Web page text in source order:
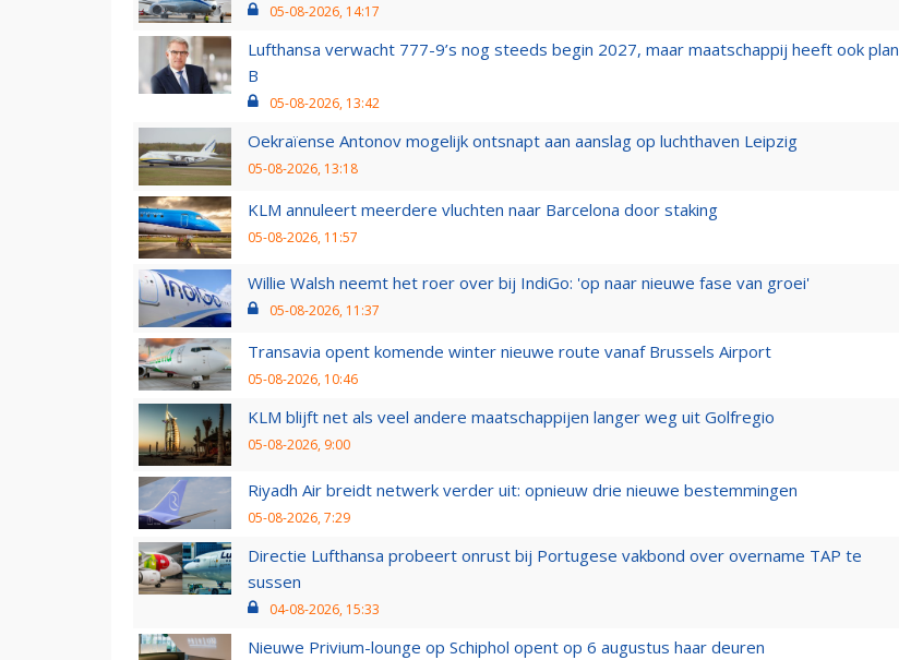
05-08-2026, 14:17
Lufthansa verwacht 777-9’s nog steeds begin 2027, maar maatschappij heeft ook plan
B
05-08-2026, 13:42
Oekraïense Antonov mogelijk ontsnapt aan aanslag op luchthaven Leipzig
05-08-2026, 13:18
KLM annuleert meerdere vluchten naar Barcelona door staking
05-08-2026, 11:57
Willie Walsh neemt het roer over bij IndiGo: 'op naar nieuwe fase van groei'
05-08-2026, 11:37
Transavia opent komende winter nieuwe route vanaf Brussels Airport
05-08-2026, 10:46
KLM blijft net als veel andere maatschappijen langer weg uit Golfregio
05-08-2026, 9:00
Riyadh Air breidt netwerk verder uit: opnieuw drie nieuwe bestemmingen
05-08-2026, 7:29
Directie Lufthansa probeert onrust bij Portugese vakbond over overname TAP te
sussen
04-08-2026, 15:33
Nieuwe Privium-lounge op Schiphol opent op 6 augustus haar deuren